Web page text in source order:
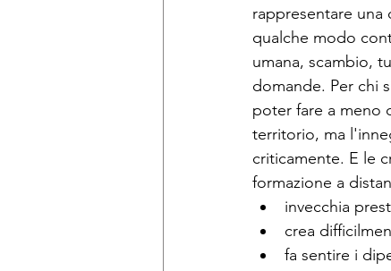
rappresentare una
qualche modo
umana, scambio,
domande. Per chi
poter fare a meno
territorio, ma
criticamente. E le
formazione a
invecchia
crea
fa sentire i